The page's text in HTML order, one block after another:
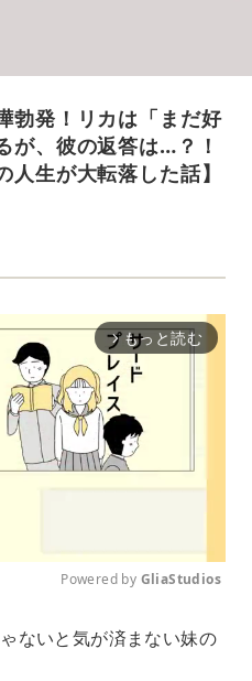
勃発！リカは「まだ好
が、彼の返答は…？！
人生が大転落した話】
arrow_forward_ios もっと読む
u
Powered by GliaStudios
ないと気が済まない妹の